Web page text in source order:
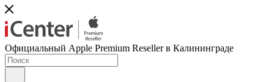
Официальный Apple Premium Reseller в Калининграде